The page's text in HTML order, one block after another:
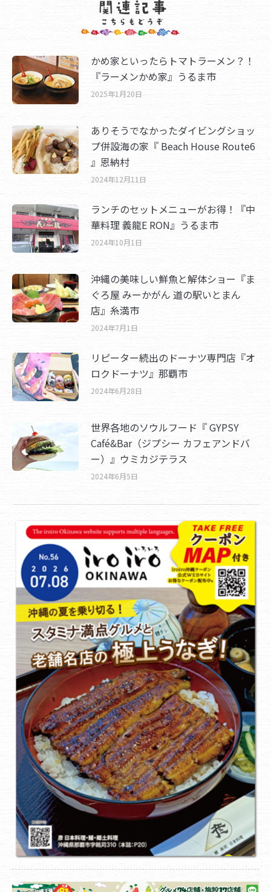
かめ家といったらトマトラーメン？！
『ラーメンかめ家』うるま市
2025年1月20日
ありそうでなかったダイビングショッ
プ併設海の家『 Beach House Route6
』恩納村
2024年12月11日
ランチのセットメニューがお得！『中
華料理 義龍E RON』うるま市
2024年10月1日
沖縄の美味しい鮮魚と解体ショー『ま
ぐろ屋 みーかがん 道の駅いとまん
店』糸満市
2024年7月1日
リピーター続出のドーナツ専門店『オ
ロクドーナツ』那覇市
2024年6月28日
世界各地のソウルフード『 GYPSY
Café&Bar（ジプシー カフェアンドバ
ー）』ウミカジテラス
2024年6月5日